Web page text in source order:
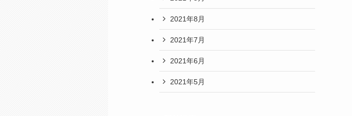
2021年8月
2021年7月
2021年6月
2021年5月